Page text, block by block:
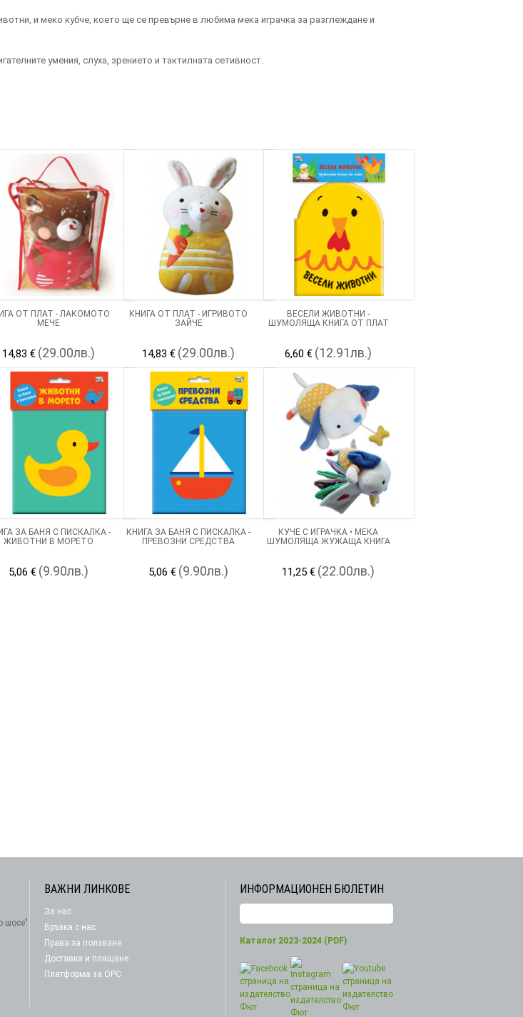
и меко кубче, което ще се превърне в любима мека играчка за разглеждане и
умения, слуха, зрението и тактилната сетивност.
ОТ ПЛАТ - ЛАКОМОТО
МЕЧЕ
14,83 € (29.00лв.)
КНИГА ОТ ПЛАТ - ИГРИВОТО
ЗАЙЧЕ
14,83 € (29.00лв.)
ВЕСЕЛИ ЖИВОТНИ -
ШУМОЛЯЩА КНИГА ОТ ПЛАТ
6,60 € (12.91лв.)
ЗА БАНЯ С ПИСКАЛКА -
ЖИВОТНИ В МОРЕТО
5,06 € (9.90лв.)
КНИГА ЗА БАНЯ С ПИСКАЛКА -
ПРЕВОЗНИ СРЕДСТВА
5,06 € (9.90лв.)
КУЧЕ С ИГРАЧКА • МЕКА
ШУМОЛЯЩА ЖУЖАЩА КНИГА
11,25 € (22.00лв.)
ИНФОРМАЦИОНЕН БЮЛЕТИН
АБОНАМЕНТ
Каталог 2023-2024 (PDF)
шосе"
ВАЖНИ ЛИНКОВЕ
За нас
Връзка с нас
Права за ползване
Доставка и плащане
Платформа за ОРС